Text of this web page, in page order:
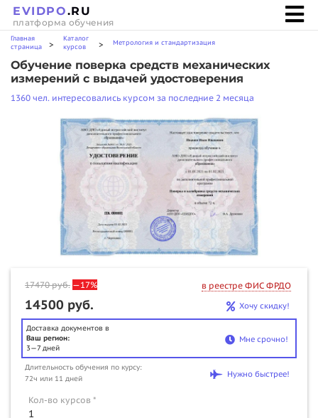
EVIDPO.RU
платформа обучения
Главная
страница
>
Каталог
курсов
> Метрология и стандартизация
Обучение поверка средств механических
измерений с выдачей удостоверения
1360 чел. интересовались курсом за последние 2 месяца
17470руб. —17% в реестре ФИС ФРДО
14500 руб. Хочу скидку!
Доставка документов в
Ваш регион:
3—7 дней
Мне срочно!
Длительность обучения по курсу:
72ч или 11 дней
Нужно быстрее!
Кол-во курсов *